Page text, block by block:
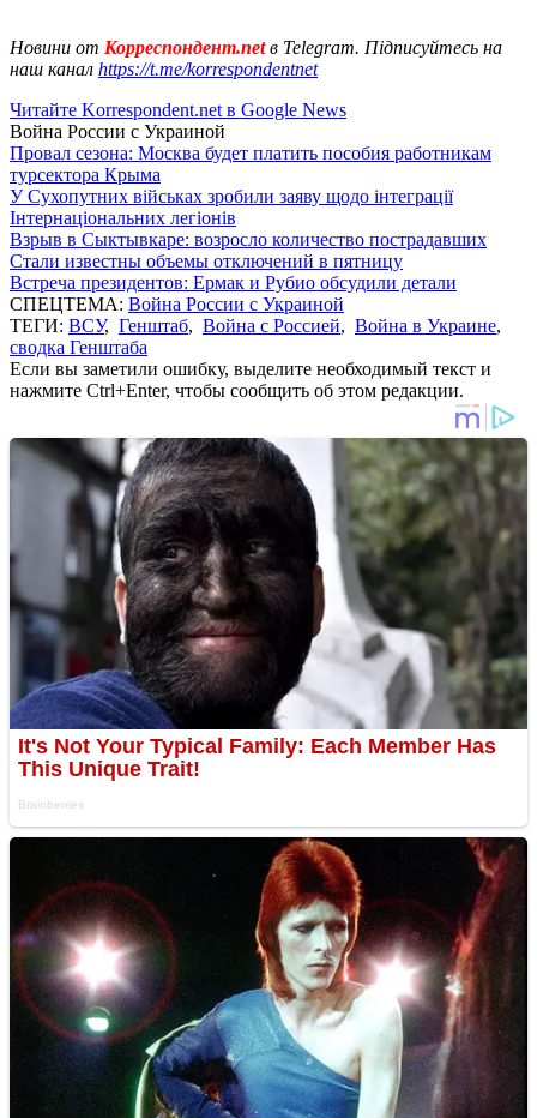
Новини от Корреспондент.netв Telegram. Підписуйтесь на
наш канал https://t.me/korrespondentnet
Читайте Korrespondent.net в Google News
Война России с Украиной
Провал сезона: Москва будет платить пособия работникам
турсектора Крыма
У Сухопутних військах зробили заяву щодо інтеграції
Інтернаціональних легіонів
Взрыв в Сыктывкаре: возросло количество пострадавших
Стали известны объемы отключений в пятницу
Встреча президентов: Ермак и Рубио обсудили детали
СПЕЦТЕМА: Война России с Украиной
ТЕГИ: ВСУ, Генштаб, Война с Россией, Война в Украине,
сводка Генштаба
Если вы заметили ошибку, выделите необходимый текст и
нажмите Ctrl+Enter, чтобы сообщить об этом редакции.